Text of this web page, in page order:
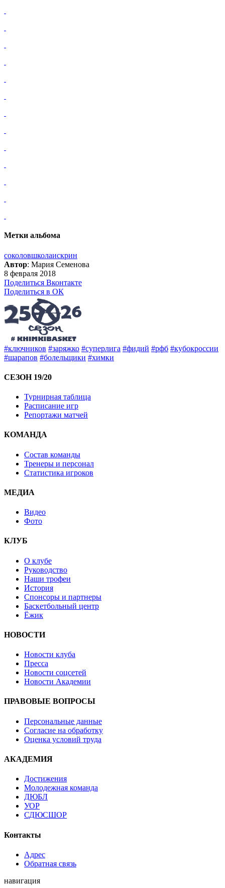
Метки альбома
соколовшколаискрин
Автор: Мария Семенова
8 февраля 2018
Поделиться Вконтакте
Поделиться в ОК
#ключников #заряжко #суперлига #фидий #рфб #кубокроссии
#шарапов #болельщики #химки
СЕЗОН 19/20
Турнирная таблица
Расписание игр
Репортажи матчей
КОМАНДА
Состав команды
Тренеры и персонал
Статистика игроков
МЕДИА
Видео
Фото
КЛУБ
О клубе
Руководство
Наши трофеи
История
Спонсоры и партнеры
Баскетбольный центр
Ёжик
НОВОСТИ
Новости клуба
Пресса
Новости соцсетей
Новости Академии
ПРАВОВЫЕ ВОПРОСЫ
Персональные данные
Согласие на обработку
Оценка условий труда
АКАДЕМИЯ
Достижения
Молодежная команда
ДЮБЛ
УОР
СДЮСШОР
Контакты
Адрес
Обратная связь
навигация